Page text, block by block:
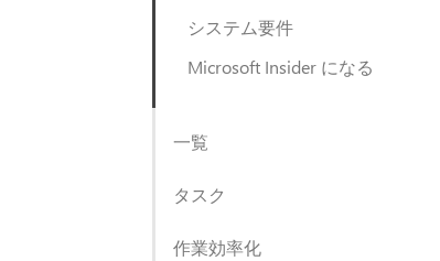
システム要件
Microsoft Insider になる
一覧
タスク
作業効率化